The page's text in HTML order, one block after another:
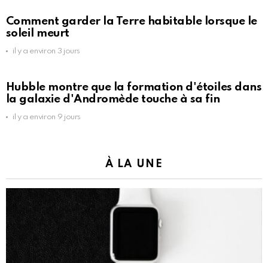
Comment garder la Terre habitable lorsque le
soleil meurt
il y a environ 3 jours
Hubble montre que la formation d'étoiles dans
la galaxie d'Andromède touche à sa fin
il y a environ 9 jours
À LA UNE